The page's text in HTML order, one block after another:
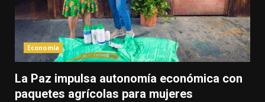
Economía
La Paz impulsa autonomía económica con
paquetes agrícolas para mujeres